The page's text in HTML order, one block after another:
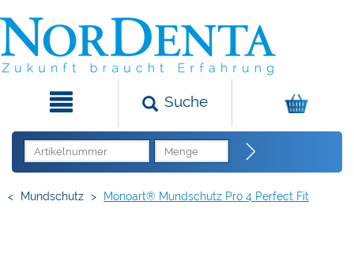
Suche
< Mundschutz > Monoart® Mundschutz Pro 4 Perfect Fit